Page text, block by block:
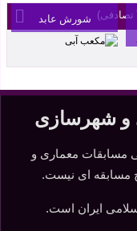
شورش عابد
و شهرسازی
مسابقات معماری و
مسابقه ای نیست.
ایران است.